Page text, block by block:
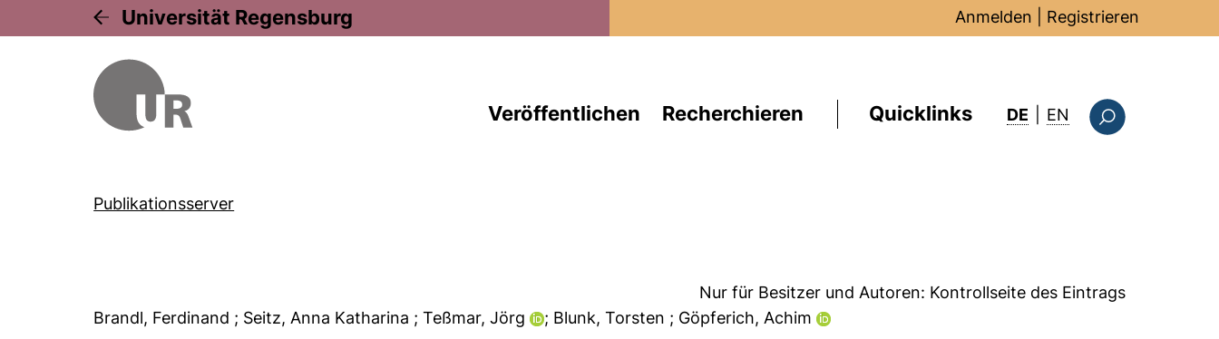
Universität Regensburg Anmelden Registrieren
Veröffentlichen Recherchieren Quicklinks DE EN : this page in
Publikationsserver
Nur für Besitzer und Autoren: Kontrollseite des Eintrags
Brandl, Ferdinand ; Seitz, Anna Katharina ; Teßmar, Jörg ; Blunk, Torsten ; Göpferich, Achim